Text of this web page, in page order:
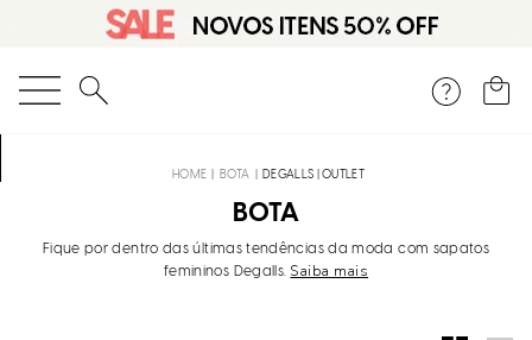
O que você está procurando?
BOTA DEGALLS | OUTLET
BOTA
Fique por dentro das últimas tendências da moda com sapatos
femininos Degalls. Saiba mais